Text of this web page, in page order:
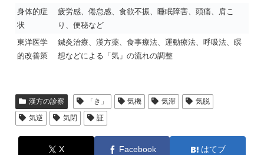
身体的症
状
疲労感、倦怠感、食欲不振、睡眠障害、頭痛、肩こ
り、便秘など
東洋医学
的改善策
鍼灸治療、漢方薬、食事療法、運動療法、呼吸法、瞑
想などによる「気」の流れの調整
漢方の診察 「き」 気機 気滞
気脱
気逆
気閉 証
X Facebook はてブ